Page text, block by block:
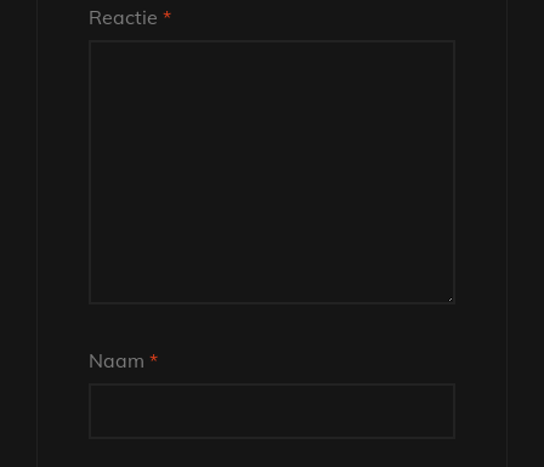
Reactie *
Naam *